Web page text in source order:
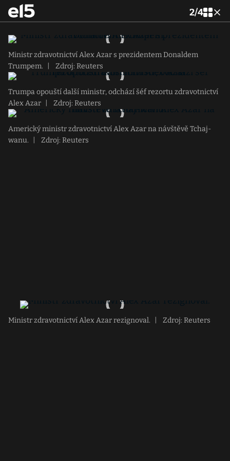
2/4
Ministr zdravotnictví Alex Azar s prezidentem Donaldem
Trumpem.
Zdroj: Reuters
Trumpa opouští další ministr, odchází šéf rezortu zdravotnictví
Alex Azar
Zdroj: Reuters
Americký ministr zdravotnictví Alex Azar na návštěvě Tchaj-
wanu.
Zdroj: Reuters
Ministr zdravotnictví Alex Azar rezignoval. Zdroj: Reuters